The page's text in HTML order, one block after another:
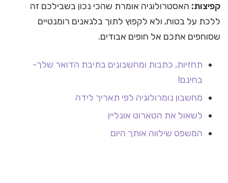
קפיצות: האסטרולוגיה אומרת שהכי נכון בשבילכם זה
ללכת על בטוח, ולא לקפוץ לתוך בלגאנים רומנטיים
שסוחפים אתכם אל חופים אבודים.
תחזיות, כתבות ומחשבונים בתיבת הדואר שלך-
בחינם!
מחשבון נומרולוגיה לפי תאריך לידה
לשאול את הטארוט אונליין
המשפט שילווה אותך היום